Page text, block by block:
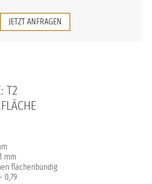
JETZT ANFRAGEN
T2
mm
flächenbündig
0,79